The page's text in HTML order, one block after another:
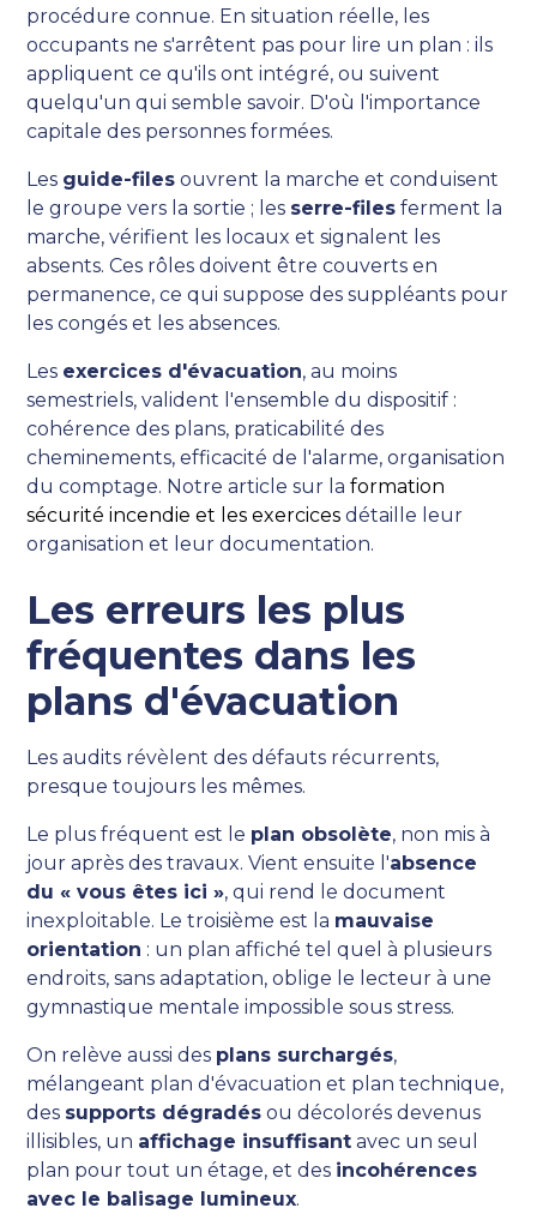
procédure connue. En situation réelle, les
occupants ne s'arrêtent pas pour lire un plan : ils
appliquent ce qu'ils ont intégré, ou suivent
quelqu'un qui semble savoir. D'où l'importance
capitale des personnes formées.
Les guide-files ouvrent la marche et conduisent
le groupe vers la sortie ; les serre-files ferment la
marche, vérifient les locaux et signalent les
absents. Ces rôles doivent être couverts en
permanence, ce qui suppose des suppléants pour
les congés et les absences.
Les exercices d'évacuation, au moins
semestriels, valident l'ensemble du dispositif :
cohérence des plans, praticabilité des
cheminements, efficacité de l'alarme, organisation
du comptage. Notre article sur laformation
sécurité incendie et les exercices détaille leur
organisation et leur documentation.
Les erreurs les plus
fréquentes dans les
plans d'évacuation
Les audits révèlent des défauts récurrents,
presque toujours les mêmes.
Le plus fréquent est le plan obsolète, non mis à
jour après des travaux. Vient ensuite l'absence
du « vous êtes ici », qui rend le document
inexploitable. Le troisième est la mauvaise
orientation : un plan affiché tel quel à plusieurs
endroits, sans adaptation, oblige le lecteur à une
gymnastique mentale impossible sous stress.
On relève aussi des plans surchargés,
mélangeant plan d'évacuation et plan technique,
des supports dégradés ou décolorés devenus
illisibles, un affichage insuffisant avec un seul
plan pour tout un étage, et des incohérences
avec le balisage lumineux.